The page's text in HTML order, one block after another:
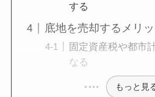
する
底地を売却するメリッ
固定資産税や都市
なる
もっと見